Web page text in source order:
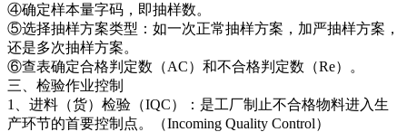
④确定样本量字码，即抽样数。
⑤选择抽样方案类型：如一次正常抽样方案，加严抽样方案，
还是多次抽样方案。
⑥查表确定合格判定数（AC）和不合格判定数（Re）。
三、检验作业控制
1、进料（货）检验（IQC）：是工厂制止不合格物料进入生
产环节的首要控制点。（Incoming Quality Control）